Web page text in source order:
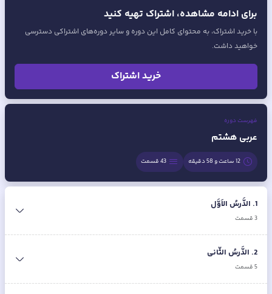
برای ادامه مشاهده، اشتراک تهیه کنید
با خرید اشتراک، به محتوای کامل این دوره و سایر دوره‌های اشتراکی دسترسی
خواهید داشت.
خرید اشتراک
فهرست دوره
عربی هشتم
12 ساعت و 58 دقیقه 43قسمت
1
. الدَّرسُ الاَوَّل
3قسمت
2
. الدَّرسُ الثّانی
5قسمت